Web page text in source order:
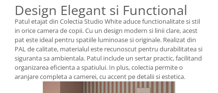
Design Elegant si Functional
Patul etajat din Colectia Studio White aduce functionalitate si stil
in orice camera de copii. Cu un design modern si linii clare, acest
pat este ideal pentru spatiile luminoase si originale. Realizat din
PAL de calitate, materialul este recunoscut pentru durabilitatea si
siguranta sa ambientala. Patul include un sertar practic, facilitand
organizarea eficienta a spatiului. In plus, colectia permite o
aranjare completa a camerei, cu accent pe detalii si estetica.